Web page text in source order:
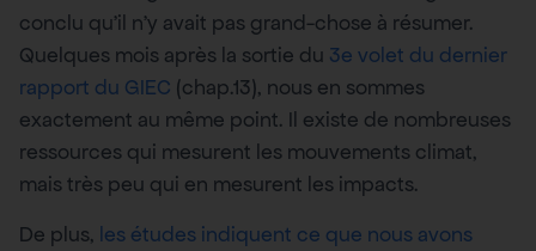
conclu qu’il n’y avait pas grand-chose à résumer.
Quelques mois après la sortie du 3e volet du dernier
rapport du GIEC (chap.13), nous en sommes
exactement au même point. Il existe de nombreuses
ressources qui mesurent les mouvements climat,
mais très peu qui en mesurent les impacts.
De plus, les études indiquent ce que nous avons